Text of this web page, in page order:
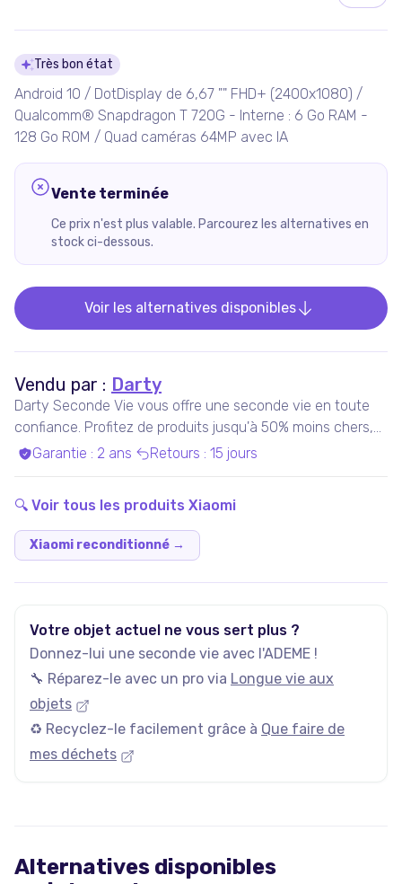
Détails du produit
Très bon état
Android 10 / DotDisplay de 6,67 "" FHD+ (2400x1080) /
Qualcomm® Snapdragon T 720G - Interne : 6 Go RAM -
128 Go ROM / Quad caméras 64MP avec IA
Vente terminée
Ce prix n'est plus valable. Parcourez les alternatives en
stock ci-dessous.
Voir les alternatives disponibles
Vendu par : Darty
Darty Seconde Vie vous offre une seconde vie en toute
confiance. Profitez de produits jusqu'à 50% moins chers,
pris en charge par nos experts qualifiés, dans nos ateliers
Garantie : 2 ans Retours : 15 jours
🔍 Voir tous les produits Xiaomi
Xiaomi reconditionné →
Votre objet actuel ne vous sert plus ?
Donnez-lui une seconde vie avec l'ADEME !
🔧 Réparez-le avec un pro via Longue vie aux
objets
♻️ Recyclez-le facilement grâce à Que faire de
mes déchets
Alternatives disponibles